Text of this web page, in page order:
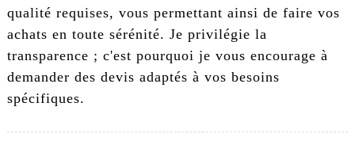
qualité requises, vous permettant ainsi de faire vos
achats en toute sérénité. Je privilégie la
transparence ; c'est pourquoi je vous encourage à
demander des devis adaptés à vos besoins
spécifiques.